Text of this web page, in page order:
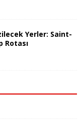
Yerler: Saint-
Rotası